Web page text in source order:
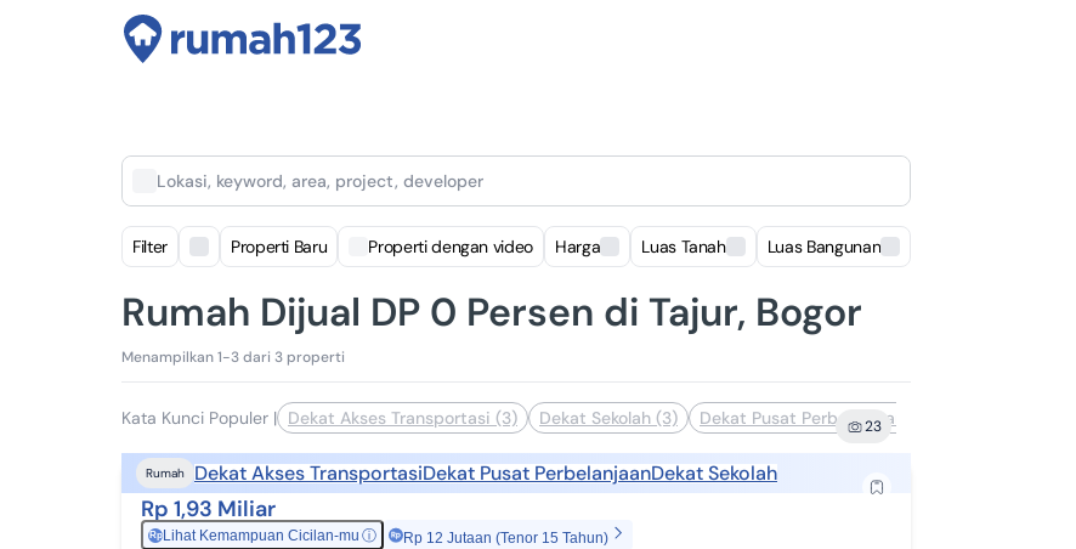
Lokasi, keyword, area, project, developer
Filter Properti Baru Properti dengan video Harga Luas Tanah Luas Bangunan
Rumah Dijual DP 0 Persen di Tajur, Bogor
Menampilkan 1-3 dari 3 properti
Kata Kunci Populer | Dekat Akses Transportasi (3) Dekat Sekolah (3) Dekat Pusat Perbelanjaan (2)
23
Rumah Dekat Akses TransportasiDekat Pusat PerbelanjaanDekat Sekolah
Rp 1,93 Miliar
RpLihat Kemampuan Cicilan-mu ⓘ Rp 12 Jutaan (Tenor 15 Tahun)